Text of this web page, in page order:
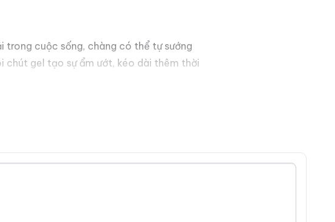
cuộc sống, chàng có thể tự sướng
chút gel tạo sự ẩm ướt, kéo dài thêm thời